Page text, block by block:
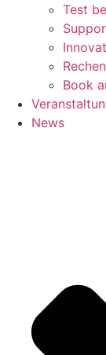
Test
Book
News